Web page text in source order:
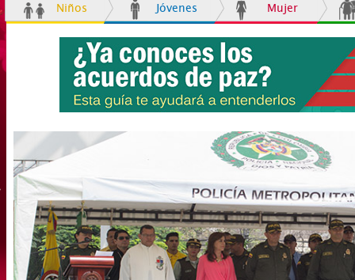
Niños Jóvenes Mujer